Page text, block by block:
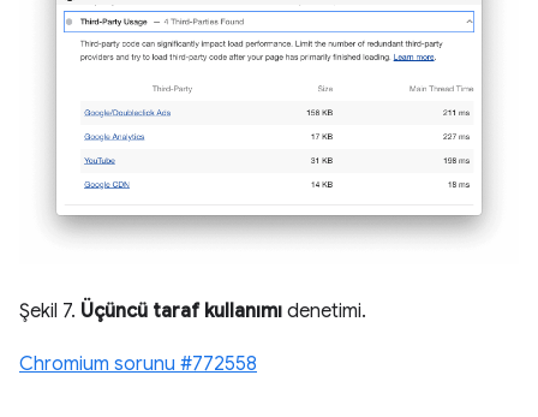
Şekil 7. Üçüncü taraf kullanımı denetimi.
Chromium sorunu #772558